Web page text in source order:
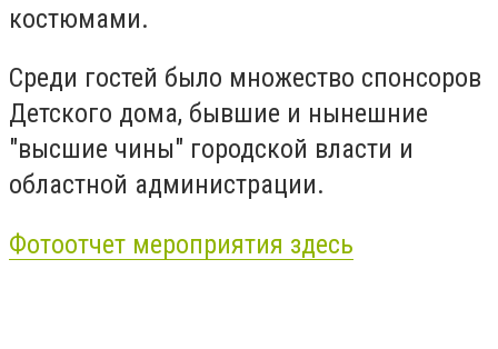
костюмами.
Среди гостей было множество спонсоров
Детского дома, бывшие и нынешние
"высшие чины" городской власти и
областной администрации.
Фотоотчет мероприятия здесь